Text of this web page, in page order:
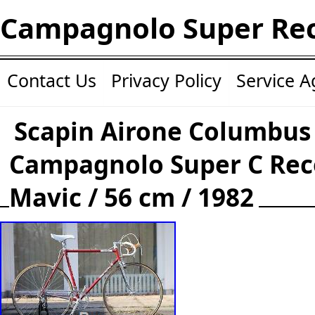
Campagnolo Super
Contact Us Privacy Policy Service
Scapin Airone Columbus
Campagnolo Super C
Mavic / 56 cm / 1982